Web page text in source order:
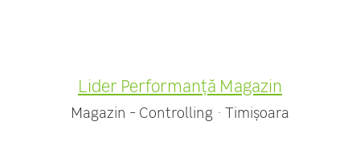
Lider Performanță Magazin
Magazin - Controlling · Timișoara